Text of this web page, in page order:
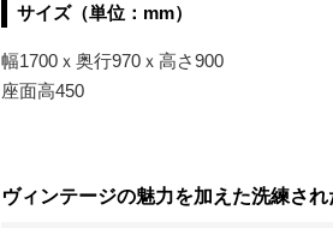
サイズ（単位：mm）
幅1700ｘ奥行970ｘ高さ900
座面高450
ヴィンテージの魅力を加えた洗練さ